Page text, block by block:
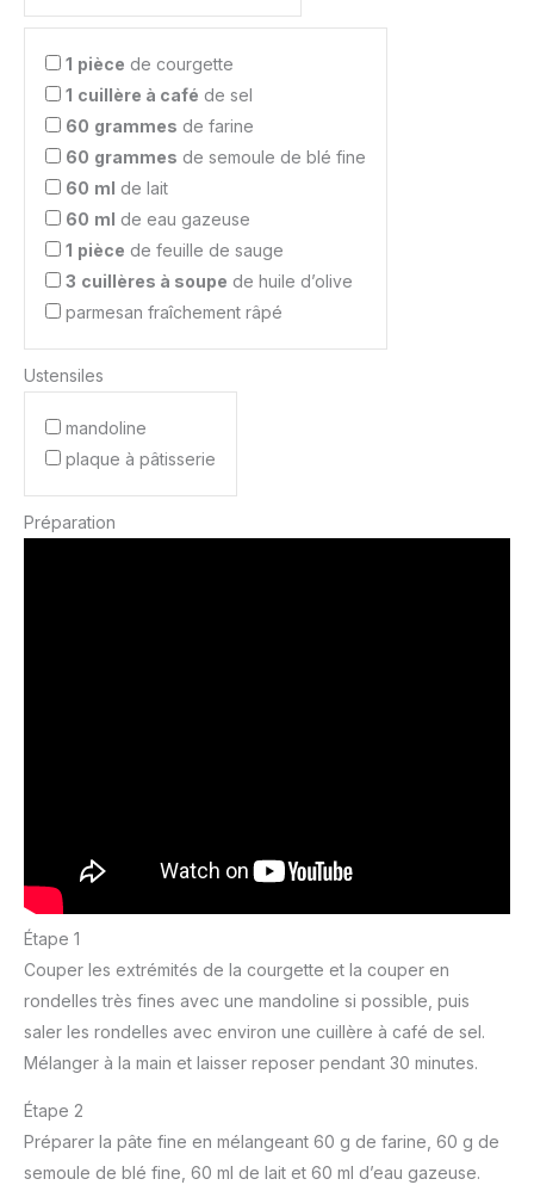
1 pièce de courgette
1 cuillère à café de sel
60 grammes de farine
60 grammes de semoule de blé fine
60 ml de lait
60 ml de eau gazeuse
1 pièce de feuille de sauge
3 cuillères à soupe de huile d’olive
parmesan fraîchement râpé
Ustensiles
mandoline
plaque à pâtisserie
Préparation
Étape 1
Couper les extrémités de la courgette et la couper en
rondelles très fines avec une mandoline si possible, puis
saler les rondelles avec environ une cuillère à café de sel.
Mélanger à la main et laisser reposer pendant 30 minutes.
Étape 2
Préparer la pâte fine en mélangeant 60 g de farine, 60 g de
semoule de blé fine, 60 ml de lait et 60 ml d’eau gazeuse.